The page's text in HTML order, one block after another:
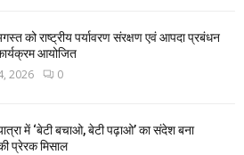
को राष्ट्रीय पर्यावरण संरक्षण एवं आपदा प्रबंधन
आयोजित
2026 0
में ‘बेटी बचाओ, बेटी पढ़ाओ’ का संदेश बना
प्रेरक मिसाल